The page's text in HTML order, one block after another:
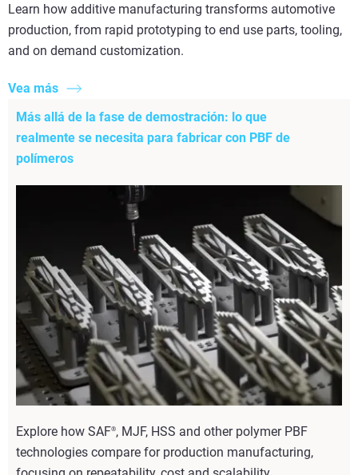
Learn how additive manufacturing transforms automotive
production, from rapid prototyping to end use parts, tooling,
and on demand customization.
Vea más
Más allá de la fase de demostración: lo que
realmente se necesita para fabricar con PBF de
polímeros
Explore how SAF®, MJF, HSS and other polymer PBF
technologies compare for production manufacturing,